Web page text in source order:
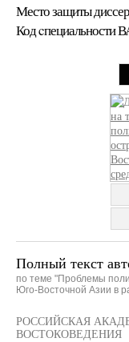
Место защиты
Код cпециальности
Полный текст
по теме "Проблемы
Юго-Восточной Азии в
РОССИЙСКАЯ
ВОСТОКОВЕДЕНИЯ